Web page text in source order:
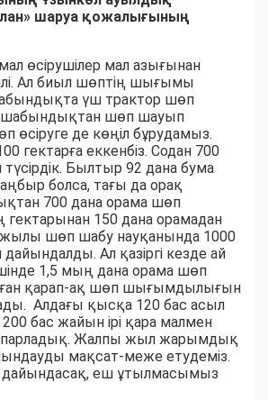
шаруа қожалығының
өсірушілер мал азығынан
Ал биыл шөптің шығымы
үш трактор шөп
шабындықтан шөп шауып
өсіруге де көңіл бұрудамыз.
гектарға еккенбіз. Содан 700
Былтыр 92 дана бума
болса, тағы да орақ
700 дана орама шөп
150 дана орамадан
шөп шабу науқанында 1000
Ал қазіргі кезде ай
1,5 мың дана орама шөп
қарап-ақ шөп шығымдылығын
Алдағы қысқа 120 бас асыл
бас жайын ірі қара малмен
Жалпы жыл жарымдық
мақсат-меже етудеміз.
дайындасақ, еш ұтылмасымыз